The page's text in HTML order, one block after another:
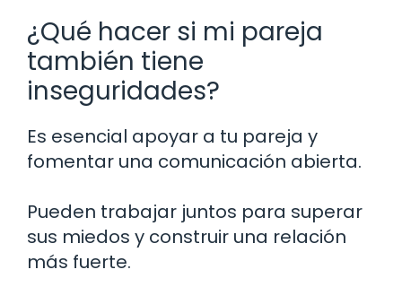
¿Qué hacer si mi pareja
también tiene
inseguridades?
Es esencial apoyar a tu pareja y
fomentar una comunicación abierta.
Pueden trabajar juntos para superar
sus miedos y construir una relación
más fuerte.